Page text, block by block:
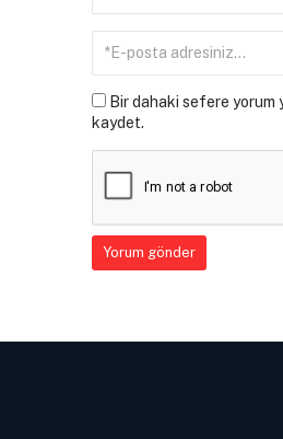
Bir dahaki sefere yorum
kaydet.